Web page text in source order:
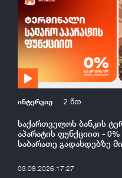
ინტერვიუ 2 წთ
საქართველოს ბანკის
აპარატის ფუნქციით -
საბარათე გადახდებზე
03.08.2026.17:27